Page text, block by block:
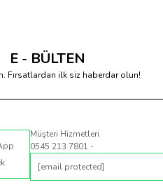
E - BÜLTEN
Fırsatlardan ilk siz haberdar olun!
Müşteri Hizmetleri
0545 213 7801 -
[email protected]